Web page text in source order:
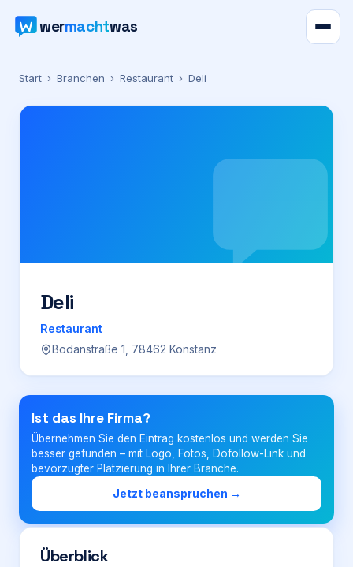
wermachtwas
Verzeichnis
Karte
Preise
Für Firmen
Login
Firma eintragen
Start › Branchen › Restaurant › Deli
Deli
Restaurant
Bodanstraße 1, 78462 Konstanz
Ist das Ihre Firma?
Übernehmen Sie den Eintrag kostenlos und werden Sie
besser gefunden – mit Logo, Fotos, Dofollow-Link und
bevorzugter Platzierung in Ihrer Branche.
Jetzt beanspruchen →
Überblick